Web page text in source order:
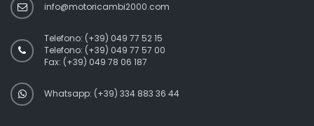
info@motoricambi2000.com
Telefono: (+39) 049 77 52 15
Telefono: (+39) 049 77 57 00
Fax: (+39) 049 78 06 187
Whatsapp: (+39) 334 883 36 44